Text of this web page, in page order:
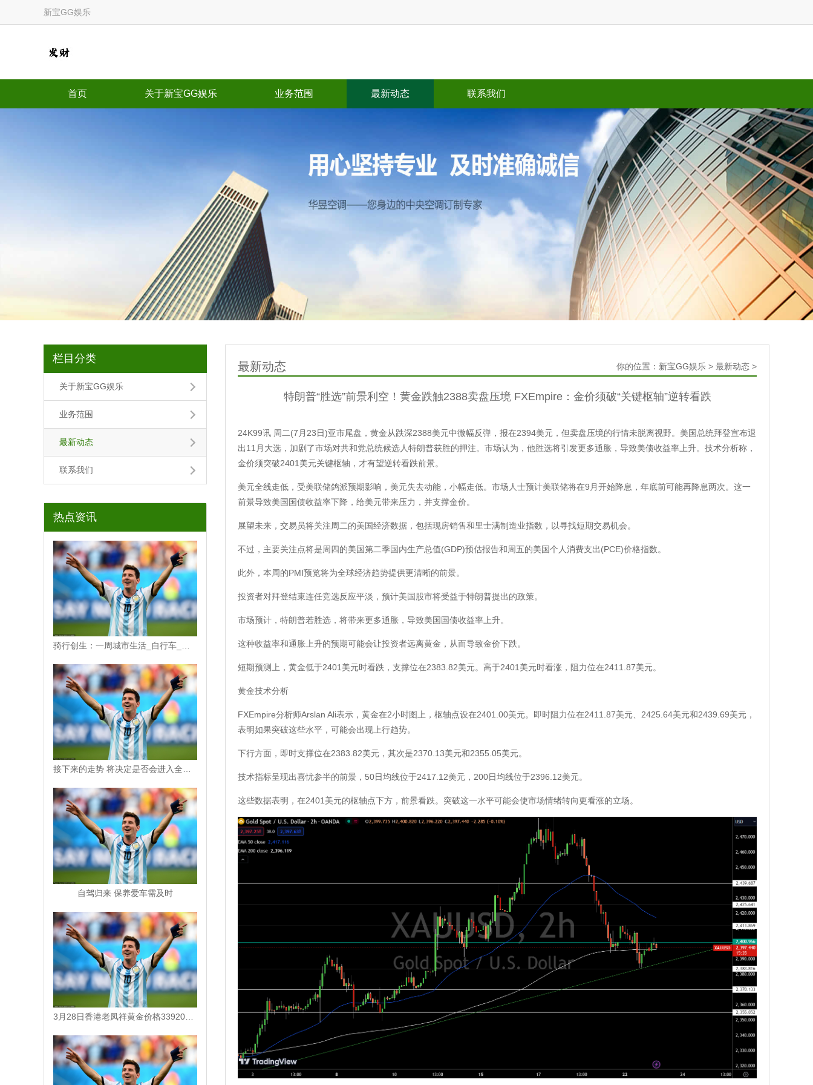
新宝GG娱乐
首页 关于新宝GG娱乐 业务范围 最新动态 联系我们
栏目分类
关于新宝GG娱乐
业务范围
最新动态
联系我们
热点资讯
骑行创生：一周城市生活_自行车_桥梁建设_日本
接下来的走势 将决定是否会进入全面战争
自驾归来 保养爱车需及时
最新动态 你的位置： 新宝GG娱乐 > 最新动态 >
特朗普“胜选”前景利空！黄金跌触2388卖盘压境 FXEmpire：金价须破“关键枢轴”逆转看跌
24K99讯 周二(7月23日)亚市尾盘，黄金从跌深2388美元中微幅反弹，报在2394美元，但卖盘压境的行情未脱离视野。美国总统拜登宣布退
出11月大选，加剧了市场对共和党总统候选人特朗普获胜的押注。市场认为，他胜选将引发更多通胀，导致美债收益率上升。技术分析称，
金价须突破2401美元关键枢轴，才有望逆转看跌前景。
美元全线走低，受美联储鸽派预期影响，美元失去动能，小幅走低。市场人士预计美联储将在9月开始降息，年底前可能再降息两次。这一
前景导致美国国债收益率下降，给美元带来压力，并支撑金价。
展望未来，交易员将关注周二的美国经济数据，包括现房销售和里士满制造业指数，以寻找短期交易机会。
不过，主要关注点将是周四的美国第二季国内生产总值(GDP)预估报告和周五的美国个人消费支出(PCE)价格指数。
此外，本周的PMI预览将为全球经济趋势提供更清晰的前景。
投资者对拜登结束连任竞选反应平淡，预计美国股市将受益于特朗普提出的政策。
市场预计，特朗普若胜选，将带来更多通胀，导致美国国债收益率上升。
这种收益率和通胀上升的预期可能会让投资者远离黄金，从而导致金价下跌。
短期预测上，黄金低于2401美元时看跌，支撑位在2383.82美元。高于2401美元时看涨，阻力位在2411.87美元。
黄金技术分析
FXEmpire分析师Arslan Ali表示，黄金在2小时图上，枢轴点设在2401.00美元。即时阻力位在2411.87美元、2425.64美元和2439.69美元，
表明如果突破这些水平，可能会出现上行趋势。
下行方面，即时支撑位在2383.82美元，其次是2370.13美元和2355.05美元。
技术指标呈现出喜忧参半的前景，50日均线位于2417.12美元，200日均线位于2396.12美元。
这些数据表明，在2401美元的枢轴点下方，前景看跌。突破这一水平可能会使市场情绪转向更看涨的立场。